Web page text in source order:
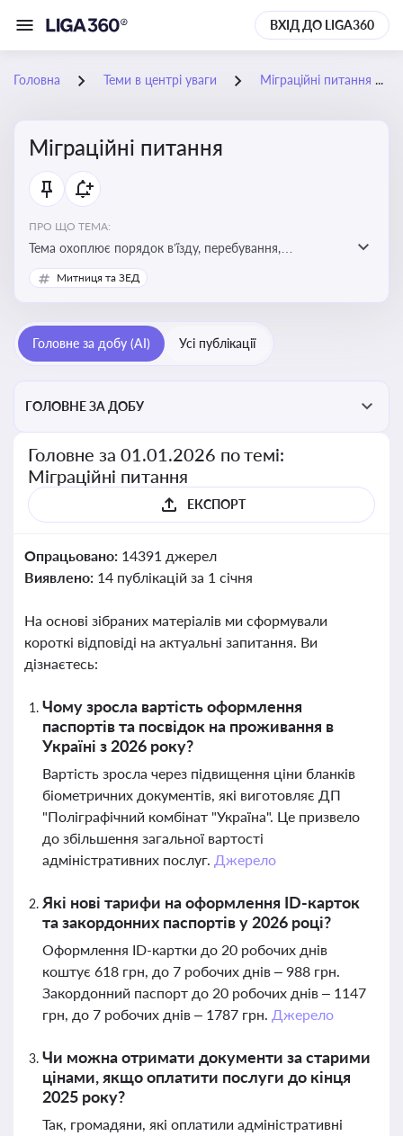
ВХІД ДО LIGA360
Головна Теми в центрі уваги Міграційні питання
Міграційні питання
ПРО ЩО ТЕМА:
Тема охоплює порядок в’їзду, перебування,
працевлаштування іноземців, а також набуття або
втрату громадянства України
Митниця та ЗЕД
Головне за добу (AI) Усі публікації
ГОЛОВНЕ ЗА ДОБУ
Головне за 01.01.2026 по темі:
Міграційні питання
ЕКСПОРТ
Опрацьовано: 14391 джерел
Виявлено: 14 публікацій за 1 січня
На основі зібраних матеріалів ми сформували
короткі відповіді на актуальні запитання. Ви
дізнаєтесь:
Чому зросла вартість оформлення
паспортів та посвідок на проживання в
Україні з 2026 року?
Вартість зросла через підвищення ціни бланків
біометричних документів, які виготовляє ДП
"Поліграфічний комбінат "Україна". Це призвело
до збільшення загальної вартості
адміністративних послуг. Джерело
Які нові тарифи на оформлення ID-карток
та закордонних паспортів у 2026 році?
Оформлення ID-картки до 20 робочих днів
коштує 618 грн, до 7 робочих днів – 988 грн.
Закордонний паспорт до 20 робочих днів – 1147
грн, до 7 робочих днів – 1787 грн. Джерело
Чи можна отримати документи за старими
цінами, якщо оплатити послуги до кінця
2025 року?
Так, громадяни, які оплатили адміністративні